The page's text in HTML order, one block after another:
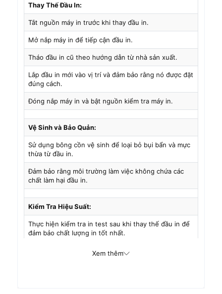
Thay Thế Đầu In:
Tắt nguồn máy in trước khi thay đầu in.
Mở nắp máy in để tiếp cận đầu in.
Tháo đầu in cũ theo hướng dẫn từ nhà sản xuất.
Lắp đầu in mới vào vị trí và đảm bảo rằng nó được đặt
đúng cách.
Đóng nắp máy in và bật nguồn kiểm tra máy in.
Vệ Sinh và Bảo Quản:
Sử dụng bông cồn vệ sinh để loại bỏ bụi bẩn và mực
thừa từ đầu in.
Đảm bảo rằng môi trường làm việc không chứa các
chất làm hại đầu in.
Kiểm Tra Hiệu Suất:
Thực hiện kiểm tra in test sau khi thay thế đầu in để
đảm bảo chất lượng in tốt nhất.
Xem thêm